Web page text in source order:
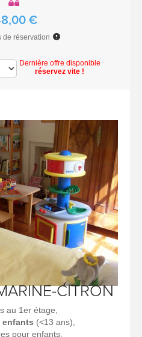
€
de réservation
Dernière offre disponible
réservez vite !
CITRON
au 1er étage,
enfants (<13 ans),
pour enfants,